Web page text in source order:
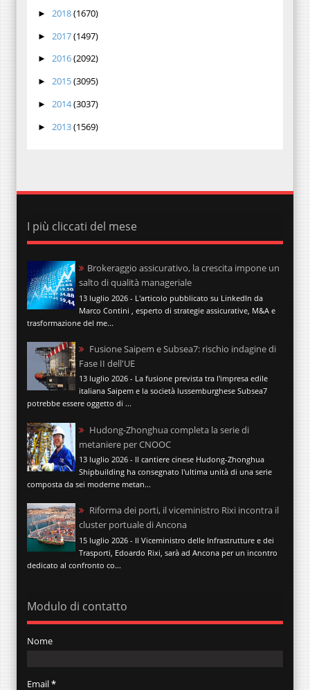
► 2018(1670)
► 2017(1497)
► 2016(2092)
► 2015(3095)
► 2014(3037)
► 2013(1569)
I più cliccati del mese
Brokeraggio assicurativo, la crescita impone un
salto di qualità manageriale
13 luglio 2026 - L'articolo pubblicato su LinkedIn da
Marco Contini , esperto di strategie assicurative, M&A e
trasformazione del me...
Fusione Saipem e Subsea7: rischio indagine di
Fase II dell'UE
13 luglio 2026 - La fusione prevista tra l'impresa edile
italiana Saipem e la società lussemburghese Subsea7
potrebbe essere oggetto di ...
Hudong-Zhonghua completa la serie di
metaniere per CNOOC
13 luglio 2026 - Il cantiere cinese Hudong-Zhonghua
Shipbuilding ha consegnato l'ultima unità di una serie
composta da sei moderne metan...
Riforma dei porti, il viceministro Rixi incontra il
cluster portuale di Ancona
15 luglio 2026 - Il Viceministro delle Infrastrutture e dei
Trasporti, Edoardo Rixi, sarà ad Ancona per un incontro
dedicato al confronto co...
Modulo di contatto
Nome
Email*